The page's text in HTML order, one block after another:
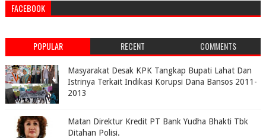
FACEBOOK
POPULAR RECENT COMMENTS
Masyarakat Desak KPK Tangkap Bupati Lahat Dan
Istrinya Terkait Indikasi Korupsi Dana Bansos 2011-
2013
Matan Direktur Kredit PT Bank Yudha Bhakti Tbk
Ditahan Polisi.